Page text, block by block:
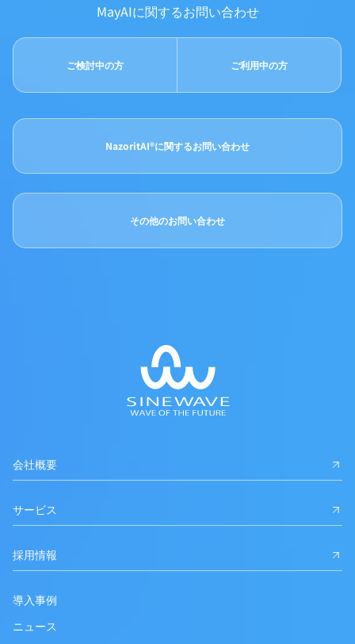
MayAIに関するお問い合わせ
ご検討中の方 ご利用中の方
NazoritAI®に関するお問い合わせ
その他のお問い合わせ
会社概要
サービス
採用情報
導入事例
ニュース